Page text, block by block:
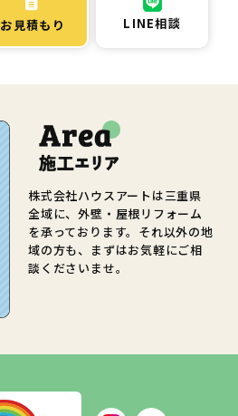
お見積もり LINE相談
株式会社ハウスアートは三重県
全域に、外壁・屋根リフォーム
を承っております。それ以外の地
域の方も、まずはお気軽にご相
談くださいませ。